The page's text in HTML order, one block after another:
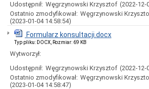
obwieszczenia
w
2026
roku
Ogłoszenia
obwieszczenia
w
2025
roku
Udostępnił: Węgrzynowski Krzysztof (2022-12-
Ostatnio zmodyfikował: Węgrzynowski
(2023-01-04 14:58:54)
Formularz konsultacji.docx
Typ pliku: DOCX, Rozmiar: 69 KB
Wytworzył:
Udostępnił: Węgrzynowski Krzysztof (2022-12-
Ostatnio zmodyfikował: Węgrzynowski
(2023-01-04 14:58:47)